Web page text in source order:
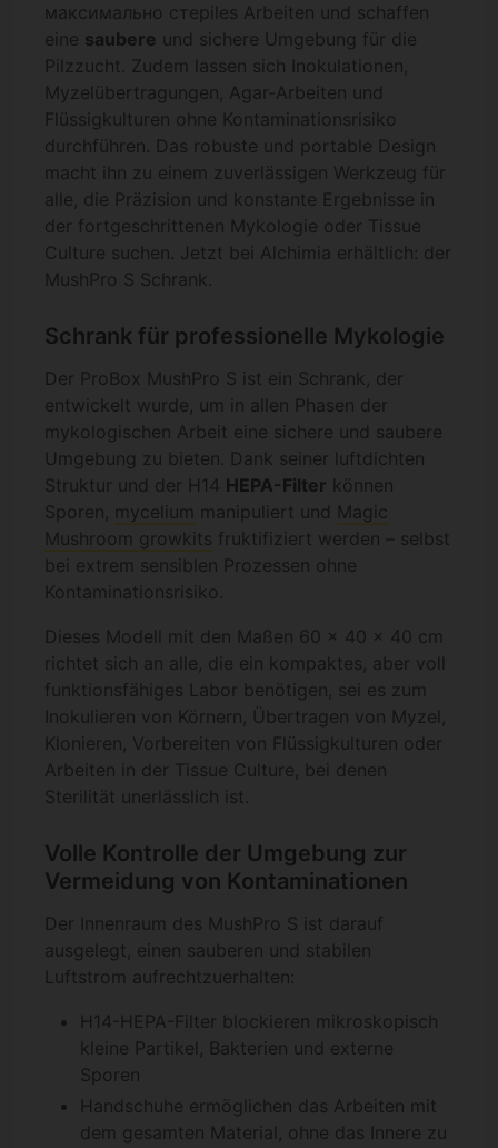
максимально стерiles Arbeiten und schaffen
eine saubere und sichere Umgebung für die
Pilzzucht. Zudem lassen sich Inokulationen,
Myzelübertragungen, Agar-Arbeiten und
Flüssigkulturen ohne Kontaminationsrisiko
durchführen. Das robuste und portable Design
macht ihn zu einem zuverlässigen Werkzeug für
alle, die Präzision und konstante Ergebnisse in
der fortgeschrittenen Mykologie oder Tissue
Culture suchen. Jetzt bei Alchimia erhältlich: der
MushPro S Schrank.
Schrank für professionelle Mykologie
Der ProBox MushPro S ist ein Schrank, der
entwickelt wurde, um in allen Phasen der
mykologischen Arbeit eine sichere und saubere
Umgebung zu bieten. Dank seiner luftdichten
Struktur und der H14 HEPA-Filter können
Sporen, mycelium manipuliert und Magic
Mushroom growkits fruktifiziert werden – selbst
bei extrem sensiblen Prozessen ohne
Kontaminationsrisiko.
Dieses Modell mit den Maßen 60 × 40 × 40 cm
richtet sich an alle, die ein kompaktes, aber voll
funktionsfähiges Labor benötigen, sei es zum
Inokulieren von Körnern, Übertragen von Myzel,
Klonieren, Vorbereiten von Flüssigkulturen oder
Arbeiten in der Tissue Culture, bei denen
Sterilität unerlässlich ist.
Volle Kontrolle der Umgebung zur
Vermeidung von Kontaminationen
Der Innenraum des MushPro S ist darauf
ausgelegt, einen sauberen und stabilen
Luftstrom aufrechtzuerhalten:
H14-HEPA-Filter blockieren mikroskopisch
kleine Partikel, Bakterien und externe
Sporen
Handschuhe ermöglichen das Arbeiten mit
dem gesamten Material, ohne das Innere zu